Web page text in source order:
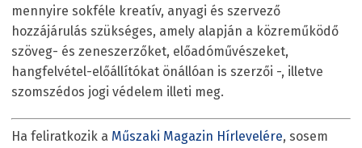
mennyire sokféle kreatív, anyagi és szervező
hozzájárulás szükséges, amely alapján a közreműködő
szöveg- és zeneszerzőket, előadóművészeket,
hangfelvétel-előállítókat önállóan is szerzői -, illetve
szomszédos jogi védelem illeti meg.
Ha feliratkozik a Műszaki Magazin Hírlevelére, sosem